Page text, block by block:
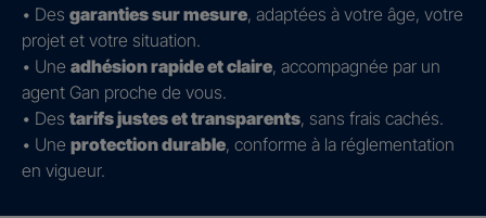
• Des garanties sur mesure, adaptées à votre âge, votre
projet et votre situation.
• Une adhésion rapide et claire, accompagnée par un
agent Gan proche de vous.
• Des tarifs justes et transparents, sans frais cachés.
• Une protection durable, conforme à la réglementation
en vigueur.